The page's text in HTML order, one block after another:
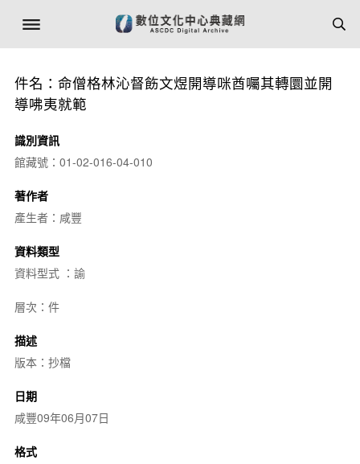
件名：命僧格林沁督飭文煜開導咪酋囑其轉圜並開
導咈夷就範
識別資訊
館藏號：01-02-016-04-010
著作者
產生者：咸豐
資料類型
資料型式 ：諭
層次：件
描述
版本：抄檔
日期
咸豐09年06月07日
格式